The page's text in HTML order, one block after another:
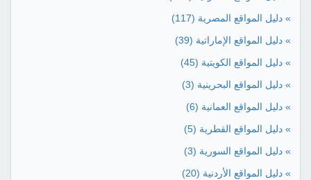
» دليل المواقع المصرية (117)
» دليل المواقع الإماراتية (39)
» دليل المواقع الكويتية (45)
» دليل المواقع البحرينية (3)
» دليل المواقع العمانية (6)
» دليل المواقع القطرية (5)
» دليل المواقع السورية (3)
» دليل المواقع الأردنية (20)